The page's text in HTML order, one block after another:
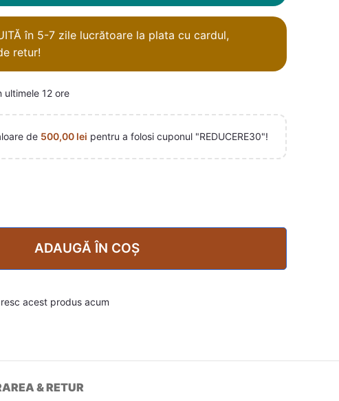
în 5-7 zile lucrătoare la plata cu cardul,
retur!
ultimele 12 ore
de 500,00 lei pentru a folosi cuponul "REDUCERE30"!
ADAUGĂ ÎN COȘ
acest produs acum
& RETUR